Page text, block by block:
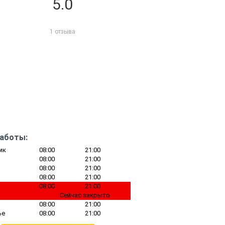
5.0
1 отзыва
08:00
21:00
08:00
21:00
08:00
21:00
08:00
21:00
08:00
21:00
Сейчас закрыто
08:00
21:00
08:00 21:00